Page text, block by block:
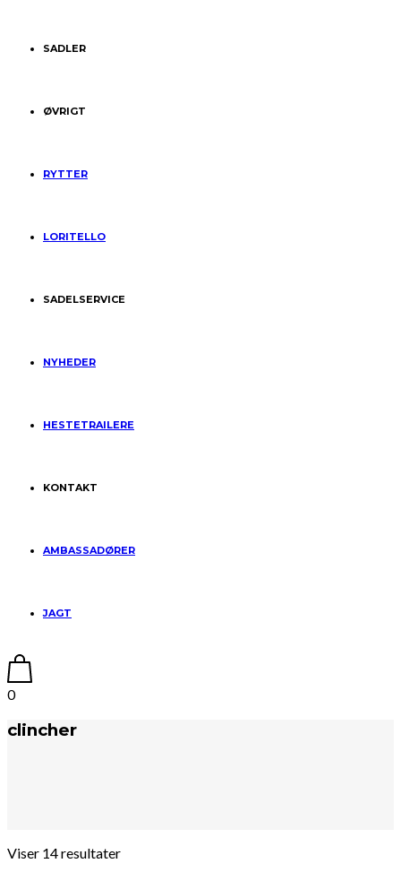
SADLER
ØVRIGT
RYTTER
LORITELLO
SADELSERVICE
NYHEDER
HESTETRAILERE
KONTAKT
AMBASSADØRER
JAGT
0
clincher
Viser 14 resultater